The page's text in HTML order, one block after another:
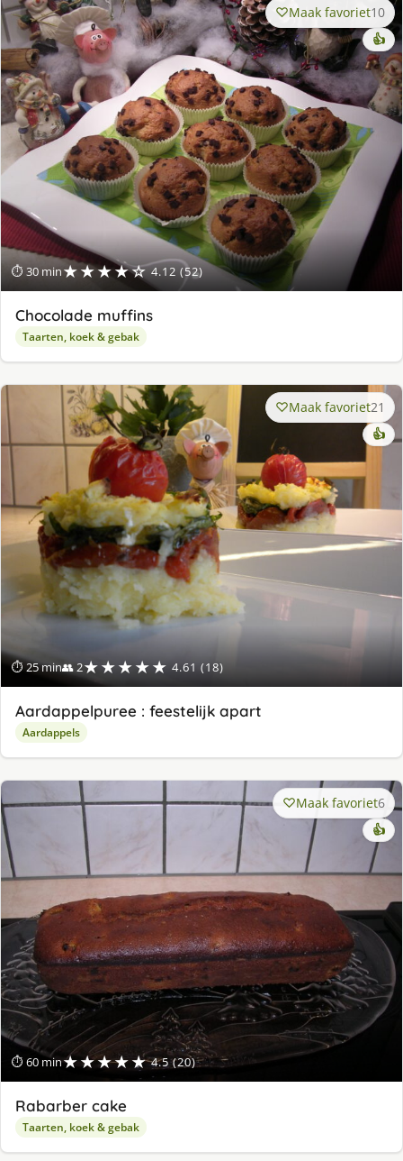
⏱ 30 min★★★★☆ 4.12 (52)
Maak favoriet10
👍
Chocolade muffins
Taarten, koek & gebak
⏱ 25 min👥 2★★★★★ 4.61 (18)
Maak favoriet21
👍
Aardappelpuree : feestelijk apart
Aardappels
⏱ 60 min★★★★★ 4.5 (20)
Maak favoriet6
👍
Rabarber cake
Taarten, koek & gebak